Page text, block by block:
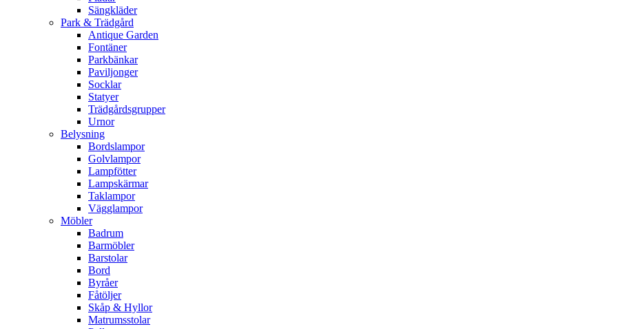
Sängkläder
Park & Trädgård
Antique Garden
Fontäner
Parkbänkar
Paviljonger
Socklar
Statyer
Trädgårdsgrupper
Urnor
Belysning
Bordslampor
Golvlampor
Lampfötter
Lampskärmar
Taklampor
Vägglampor
Möbler
Badrum
Barmöbler
Barstolar
Bord
Byråer
Fåtöljer
Skåp & Hyllor
Matrumsstolar